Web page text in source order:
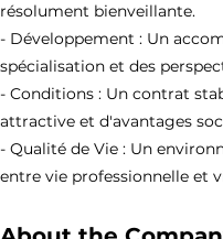
résolument bienveillante.
- Développement : Un
spécialisation et des
- Conditions : Un contrat
attractive et d'avantages
- Qualité de Vie : Un
entre vie professionnelle et